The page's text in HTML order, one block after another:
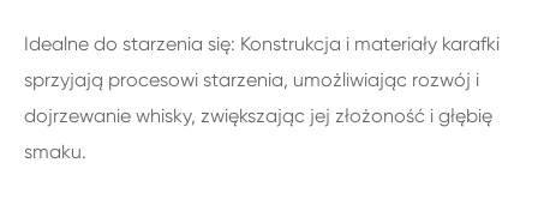
Idealne do starzenia się: Konstrukcja i materiały karafki
sprzyjają procesowi starzenia, umożliwiając rozwój i
dojrzewanie whisky, zwiększając jej złożoność i głębię
smaku.